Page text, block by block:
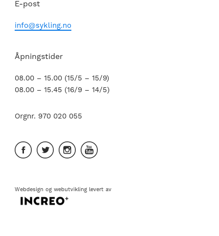
E-post
info@sykling.no
Åpningstider
08.00 – 15.00 (15/5 – 15/9)
08.00 – 15.45 (16/9 – 14/5)
Orgnr. 970 020 055
Webdesign og webutvikling levert av